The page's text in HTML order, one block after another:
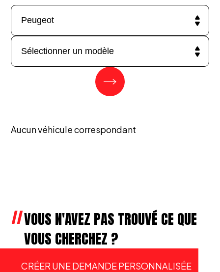
Aucun véhicule correspondant
VOUS N'AVEZ PAS TROUVÉ CE QUE
VOUS CHERCHEZ ?
CRÉER UNE DEMANDE PERSONNALISÉE